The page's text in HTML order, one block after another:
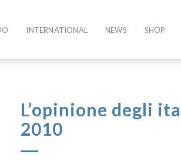
INTERNATIONAL NEWS SHOP
L’opinione degli
2010